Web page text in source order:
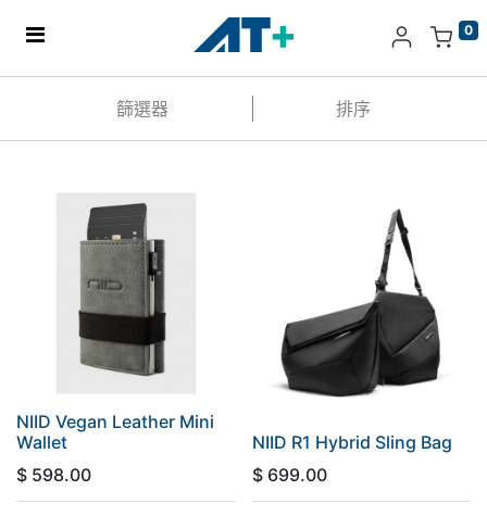
0
分店地址​
篩選器 排序
NIID Vegan Leather Mini
Wallet
$ 598.00
NIID R1 Hybrid Sling Bag
$ 699.00